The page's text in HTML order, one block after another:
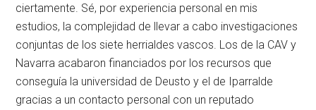
ciertamente. Sé, por experiencia personal en mis
estudios, la complejidad de llevar a cabo investigaciones
conjuntas de los siete herrialdes vascos. Los de la CAV y
Navarra acabaron financiados por los recursos que
conseguía la universidad de Deusto y el de Iparralde
gracias a un contacto personal con un reputado